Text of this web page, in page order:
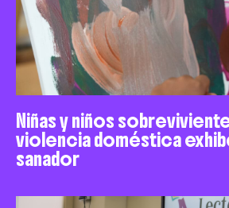
Niñas y niños
violencia doméstica
sanador